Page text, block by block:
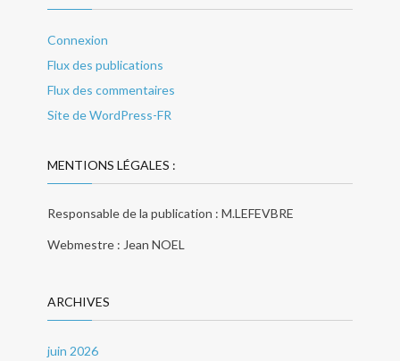
Connexion
Flux des publications
Flux des commentaires
Site de WordPress-FR
MENTIONS LÉGALES :
Responsable de la publication : M.LEFEVBRE
Webmestre : Jean NOEL
ARCHIVES
juin 2026